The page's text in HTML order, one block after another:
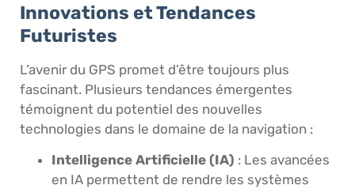
Innovations et Tendances
Futuristes
L’avenir du GPS promet d’être toujours plus
fascinant. Plusieurs tendances émergentes
témoignent du potentiel des nouvelles
technologies dans le domaine de la navigation :
Intelligence Artificielle (IA) : Les avancées
en IA permettent de rendre les systèmes